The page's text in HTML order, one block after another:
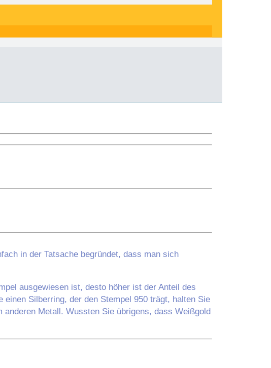
in der Tatsache begründet, dass man sich
ausgewiesen ist, desto höher ist der Anteil des
Silberring, der den Stempel 950 trägt, halten Sie
anderen Metall. Wussten Sie übrigens, dass Weißgold